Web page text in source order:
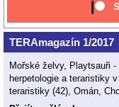
TERAmagazín 1/2017
Mořské želvy, Playtsauři
herpetologie a teraristiky
teraristiky (42), Omán,